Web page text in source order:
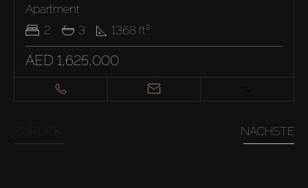
Apartment
2
3 1368 ft²
AED 1,625,000
NÄCHSTE